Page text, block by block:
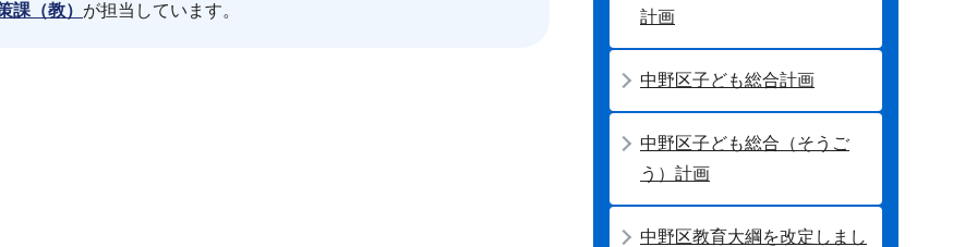
（教） が担当しています。
計画
中野区子ども総合計画
中野区子ども総合（そうご
う）計画
中野区教育大綱を改定しまし